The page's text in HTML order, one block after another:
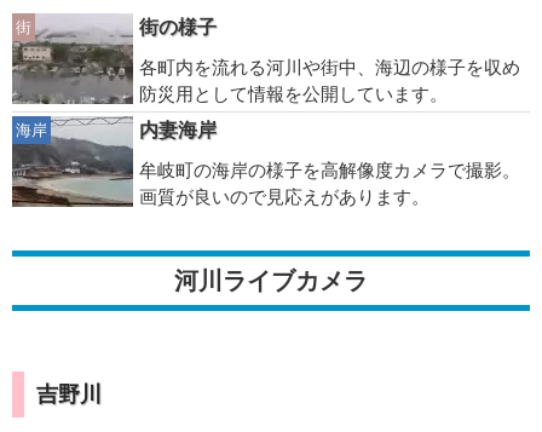
街
街の様子
各町内を流れる河川や街中、海辺の様子を収め
防災用として情報を公開しています。
海岸
内妻海岸
牟岐町の海岸の様子を高解像度カメラで撮影。
画質が良いので見応えがあります。
河川ライブカメラ
吉野川